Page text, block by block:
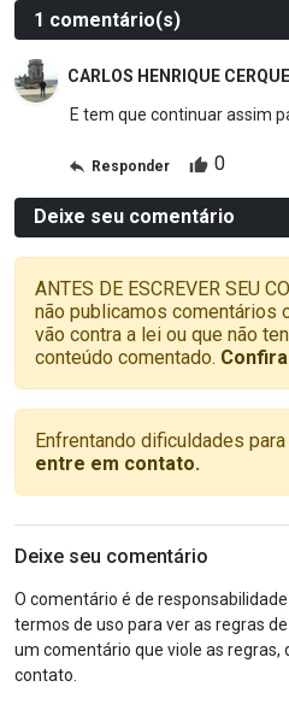
1 comentário(s)
CARLOS HENRIQUE
E tem que continuar assim
Responder 0
Deixe seu comentário
ANTES DE ESCREVER SEU
não publicamos comentários
vão contra a lei ou que não
conteúdo comentado.
Enfrentando dificuldades
entre em contato.
Deixe seu comentário
O comentário é de
termos de uso para ver as regras
um comentário que viole as regras,
contato.